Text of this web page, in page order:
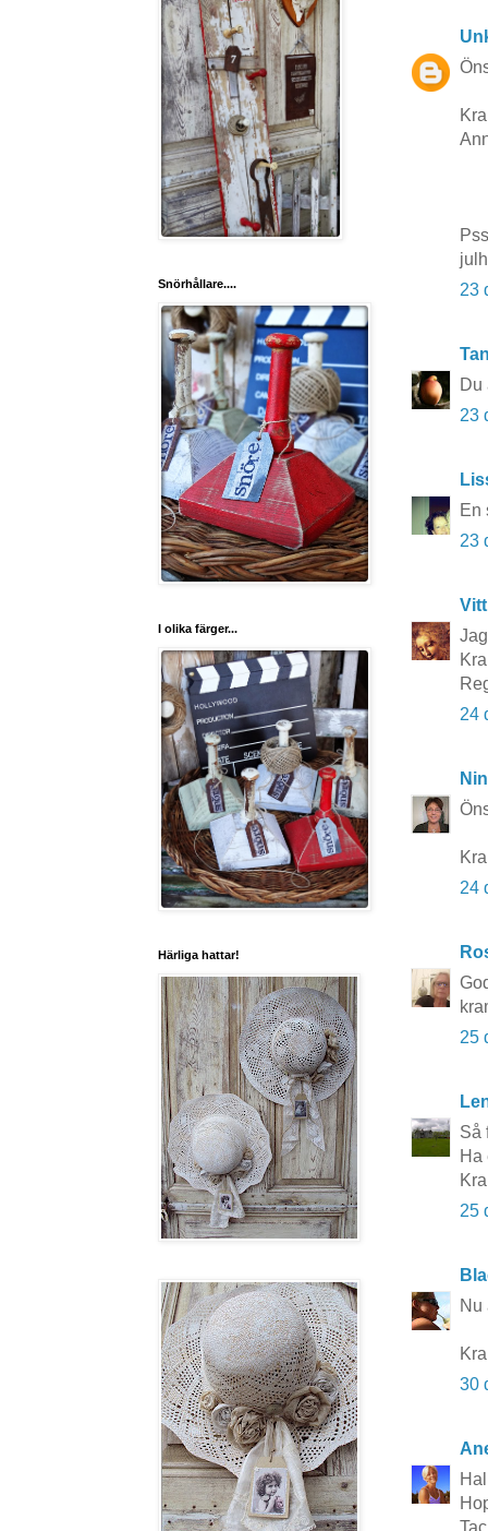
23
Du
23
En
23
24
24
25
Så
Ha
25
Nu
30
Snörhållare....
I olika färger...
Härliga hattar!